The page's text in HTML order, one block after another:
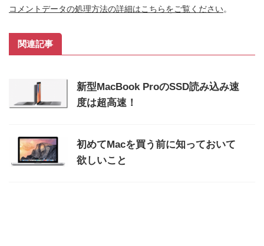
コメントデータの処理方法の詳細はこちらをご覧ください。
関連記事
新型MacBook ProのSSD読み込み速
度は超高速！
初めてMacを買う前に知っておいて
欲しいこと